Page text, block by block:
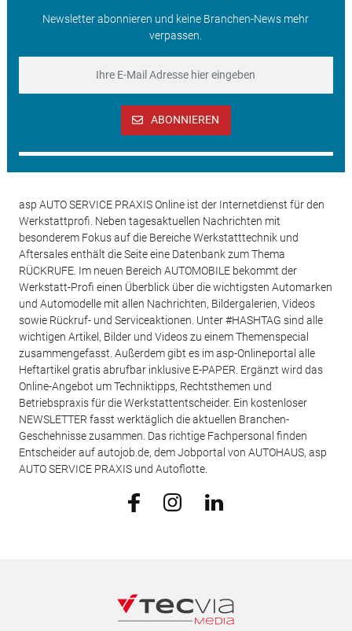
Newsletter abonnieren und keine Branchen-News mehr
verpassen.
ABONNIEREN
asp AUTO SERVICE PRAXIS Online ist der Internetdienst für den
Werkstattprofi. Neben tagesaktuellen Nachrichten mit
besonderem Fokus auf die Bereiche Werkstatttechnik und
Aftersales enthält die Seite eine Datenbank zum Thema
RÜCKRUFE. Im neuen Bereich AUTOMOBILE bekommt der
Werkstatt-Profi einen Überblick über die wichtigsten Automarken
und Automodelle mit allen Nachrichten, Bildergalerien, Videos
sowie Rückruf- und Serviceaktionen. Unter #HASHTAG sind alle
wichtigen Artikel, Bilder und Videos zu einem Themenspecial
zusammengefasst. Außerdem gibt es im asp-Onlineportal alle
Heftartikel gratis abrufbar inklusive E-PAPER. Ergänzt wird das
Online-Angebot um Techniktipps, Rechtsthemen und
Betriebspraxis für die Werkstattentscheider. Ein kostenloser
NEWSLETTER fasst werktäglich die aktuellen Branchen-
Geschehnisse zusammen. Das richtige Fachpersonal finden
Entscheider auf autojob.de, dem Jobportal von AUTOHAUS, asp
AUTO SERVICE PRAXIS und Autoflotte.